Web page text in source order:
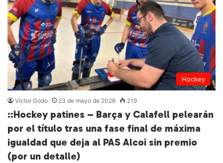
Hockey
Víctor Godo 23 de mayo de 2026 219
::Hockey patines – Barça y Calafell pelearán
por el título tras una fase final de máxima
igualdad que deja al PAS Alcoi sin premio
(por un detalle)